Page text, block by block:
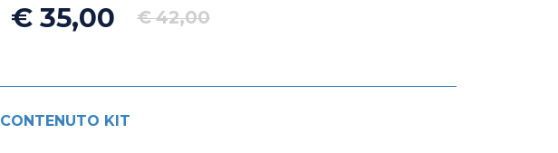
€ 35,00 € 42,00
CONTENUTO KIT